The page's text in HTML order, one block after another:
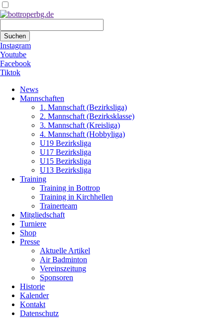
Suchen
Instagram
Youtube
Facebook
Tiktok
überspringen
News
Mannschaften
1. Mannschaft (Bezirksliga)
2. Mannschaft (Bezirksklasse)
3. Mannschaft (Kreisliga)
4. Mannschaft (Hobbyliga)
U19 Bezirksliga
U17 Bezirksliga
U15 Bezirksliga
U13 Bezirksliga
Training
Training in Bottrop
Training in Kirchhellen
Trainerteam
Mitgliedschaft
Turniere
Shop
Presse
Aktuelle Artikel
Air Badminton
Vereinszeitung
Sponsoren
Historie
Kalender
Kontakt
Datenschutz